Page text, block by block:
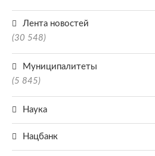
Лента новостей
(30 548)
Муниципалитеты
(5 845)
Наука
Нацбанк